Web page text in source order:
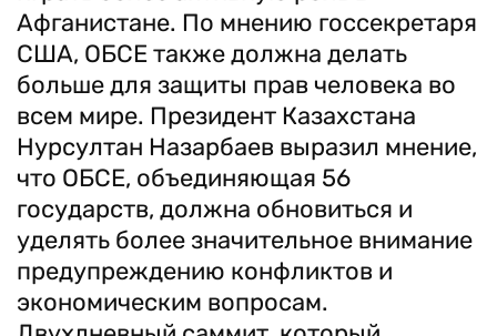
Афганистане. По мнению госсекретаря
США, ОБСЕ также должна делать
больше для защиты прав человека во
всем мире. Президент Казахстана
Нурсултан Назарбаев выразил мнение,
что ОБСЕ, объединяющая 56
государств, должна обновиться и
уделять более значительное внимание
предупреждению конфликтов и
экономическим вопросам.